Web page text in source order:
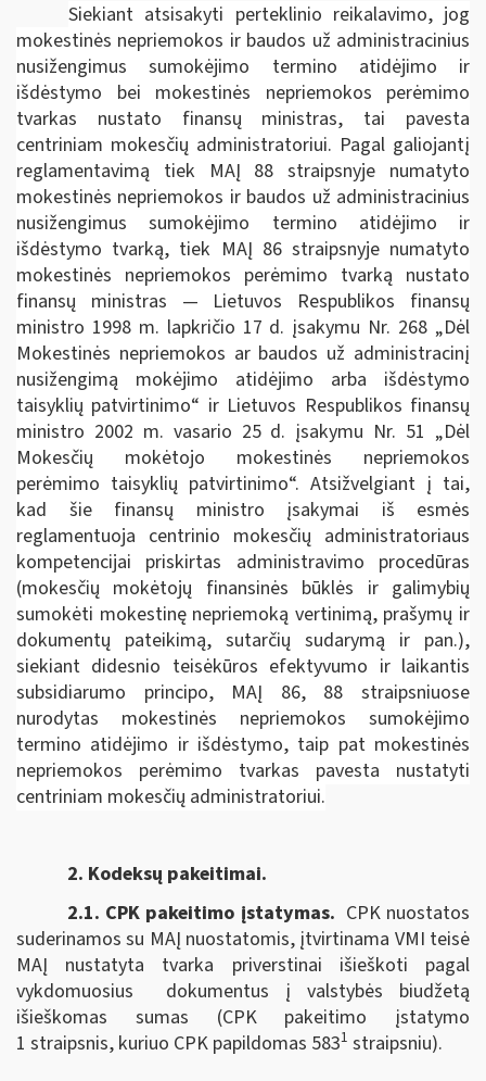
Siekiant atsisakyti perteklinio reikalavimo, jog
mokestinės nepriemokos ir baudos už administracinius
nusižengimus sumokėjimo termino atidėjimo ir
išdėstymo bei mokestinės nepriemokos perėmimo
tvarkas nustato finansų ministras, tai pavesta
centriniam mokesčių administratoriui. Pagal galiojantį
reglamentavimą tiek MAĮ 88 straipsnyje numatyto
mokestinės nepriemokos ir baudos už administracinius
nusižengimus sumokėjimo termino atidėjimo ir
išdėstymo tvarką, tiek MAĮ 86 straipsnyje numatyto
mokestinės nepriemokos perėmimo tvarką nustato
finansų ministras — Lietuvos Respublikos finansų
ministro 1998 m. lapkričio 17 d. įsakymu Nr. 268 „Dėl
Mokestinės nepriemokos ar baudos už administracinį
nusižengimą mokėjimo atidėjimo arba išdėstymo
taisyklių patvirtinimo“ ir Lietuvos Respublikos finansų
ministro 2002 m. vasario 25 d. įsakymu Nr. 51 „Dėl
Mokesčių mokėtojo mokestinės nepriemokos
perėmimo taisyklių patvirtinimo“. Atsižvelgiant į tai,
kad šie finansų ministro įsakymai iš esmės
reglamentuoja centrinio mokesčių administratoriaus
kompetencijai priskirtas administravimo procedūras
(mokesčių mokėtojų finansinės būklės ir galimybių
sumokėti mokestinę nepriemoką vertinimą, prašymų ir
dokumentų pateikimą, sutarčių sudarymą ir pan.),
siekiant didesnio teisėkūros efektyvumo ir laikantis
subsidiarumo principo, MAĮ 86, 88 straipsniuose
nurodytas mokestinės nepriemokos sumokėjimo
termino atidėjimo ir išdėstymo, taip pat mokestinės
nepriemokos perėmimo tvarkas pavesta nustatyti
centriniam mokesčių administratoriui.
2. Kodeksų pakeitimai.
2.1. CPK pakeitimo įstatymas. CPK nuostatos
suderinamos su MAĮ nuostatomis, įtvirtinama VMI teisė
MAĮ nustatyta tvarka priverstinai išieškoti pagal
vykdomuosius dokumentus į valstybės biudžetą
išieškomas sumas (CPK pakeitimo įstatymo
1 straipsnis, kuriuo CPK papildomas 5831 straipsniu).